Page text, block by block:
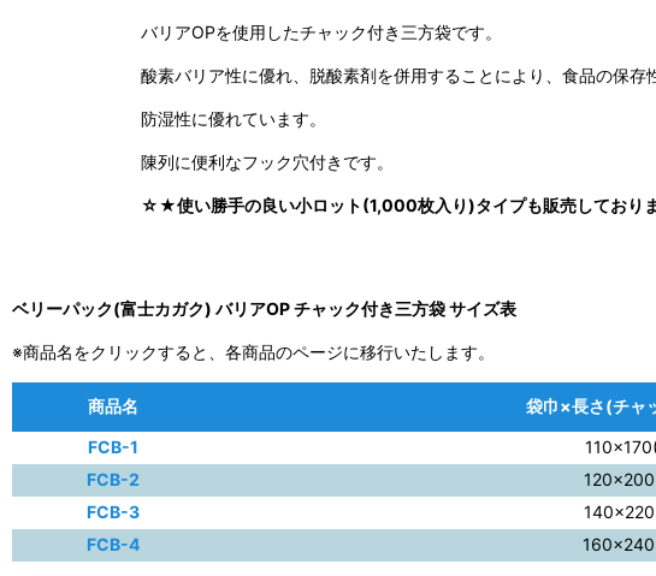
バリアOPを使用したチャック付き三方袋です。
酸素バリア性に優れ、脱酸素剤を併用することにより、食品の保存
防湿性に優れています。
陳列に便利なフック穴付きです。
☆★使い勝手の良い小ロット(1,000枚入り)タイプも販売してお
ベリーパック(富士カガク) バリアOP チャック付き三方袋 サイズ表
※商品名をクリックすると、各商品のページに移行いたします。
商品名 袋巾×長さ(チャ
FCB-1
FCB-2
FCB-3
FCB-4